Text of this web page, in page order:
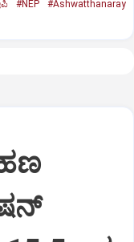
#NEP
#Ashwatthanaray